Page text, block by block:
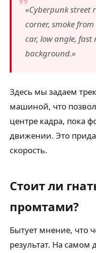
«Cyberpunk
corner, smoke
car, low angle,
background.»
Здесь мы задаем
машиной, что
центре кадра, пока
движении. Это
скорость.
Стоит ли
промтами?
Бытует мнение, что
результат. На самом